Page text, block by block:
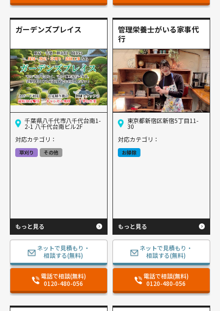
ガーデンズプレイス
千葉県八千代市八千代台南1-
2-1 八千代台南ビル2F
対応カテゴリ：
草刈り その他
もっと見る
ネットで見積もり・
相談する(無料)
電話で相談(無料)
0120-480-056
管理栄養士がいる家事代
行
東京都新宿区新宿5丁目11-
30
対応カテゴリ：
お掃除
もっと見る
ネットで見積もり・
相談する(無料)
電話で相談(無料)
0120-480-056